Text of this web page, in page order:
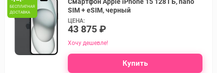
БЕСПЛАТНАЯ
ДОСТАВКА
SIM + eSIM, черный
ЦЕНА:
43 875 ₽
Хочу дешевле!
Купить